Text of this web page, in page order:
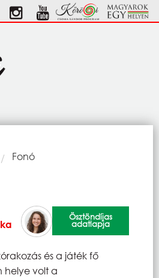
Current:
Fonó
Ösztöndíjas
adatlapja
és a játék fő
helye volt a